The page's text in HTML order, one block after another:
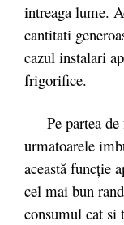
intreaga lume.
cantitati
cazul instalari
frigorifice.
Pe partea de
urmatoarele
această funcţie
cel mai bun
consumul cat si